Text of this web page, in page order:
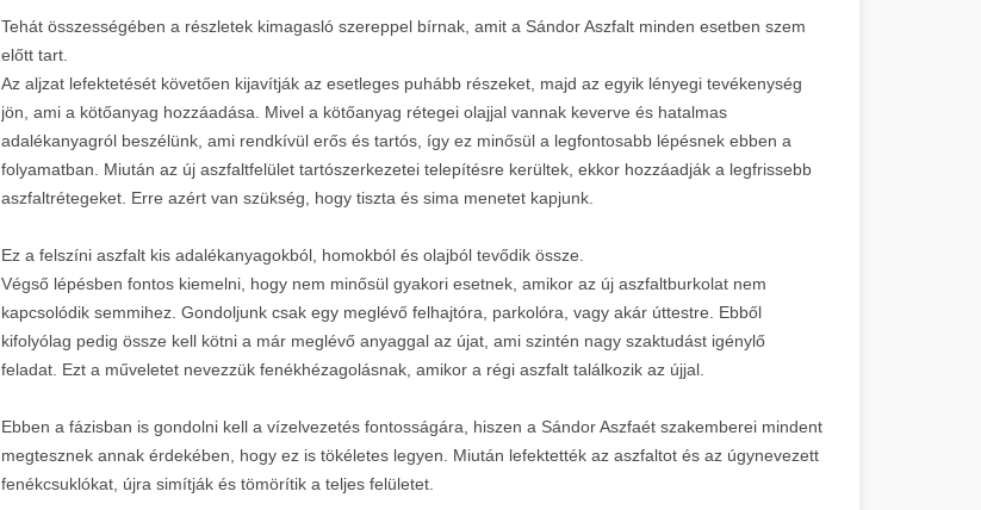
Tehát összességében a részletek kimagasló szereppel bírnak, amit a Sándor Aszfalt minden esetben szem
előtt tart.
Az aljzat lefektetését követően kijavítják az esetleges puhább részeket, majd az egyik lényegi tevékenység
jön, ami a kötőanyag hozzáadása. Mivel a kötőanyag rétegei olajjal vannak keverve és hatalmas
adalékanyagról beszélünk, ami rendkívül erős és tartós, így ez minősül a legfontosabb lépésnek ebben a
folyamatban. Miután az új aszfaltfelület tartószerkezetei telepítésre kerültek, ekkor hozzáadják a legfrissebb
aszfaltrétegeket. Erre azért van szükség, hogy tiszta és sima menetet kapjunk.
Ez a felszíni aszfalt kis adalékanyagokból, homokból és olajból tevődik össze.
Végső lépésben fontos kiemelni, hogy nem minősül gyakori esetnek, amikor az új aszfaltburkolat nem
kapcsolódik semmihez. Gondoljunk csak egy meglévő felhajtóra, parkolóra, vagy akár úttestre. Ebből
kifolyólag pedig össze kell kötni a már meglévő anyaggal az újat, ami szintén nagy szaktudást igénylő
feladat. Ezt a műveletet nevezzük fenékhézagolásnak, amikor a régi aszfalt találkozik az újjal.
Ebben a fázisban is gondolni kell a vízelvezetés fontosságára, hiszen a Sándor Aszfaét szakemberei mindent
megtesznek annak érdekében, hogy ez is tökéletes legyen. Miután lefektették az aszfaltot és az úgynevezett
fenékcsuklókat, újra simítják és tömörítik a teljes felületet.